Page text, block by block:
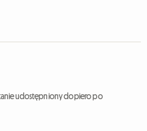
udostępniony dopiero po